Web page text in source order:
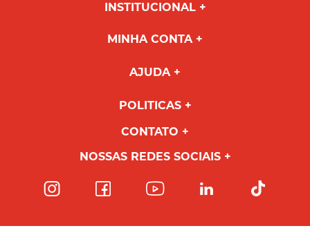
INSTITUCIONAL
MINHA CONTA
AJUDA
POLITICAS
CONTATO
NOSSAS REDES SOCIAIS